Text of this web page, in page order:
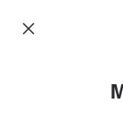
close